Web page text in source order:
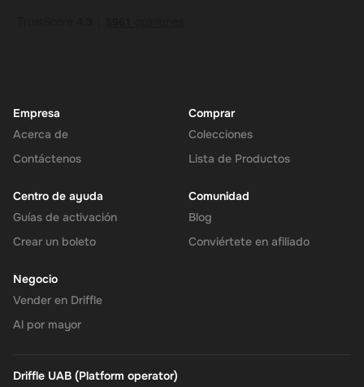
Empresa
Acerca de
Contáctenos
Comprar
Colecciones
Lista de Productos
Centro de ayuda
Guías de activación
Crear un boleto
Comunidad
Blog
Conviértete en afiliado
Negocio
Vender en Driffle
Al por mayor
Driffle UAB (Platform operator)